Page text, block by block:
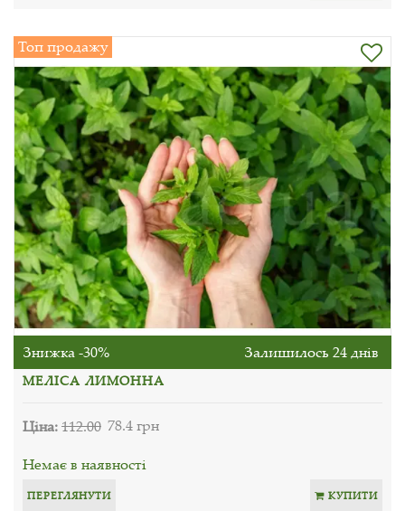
Топ продажу
Знижка -30% Залишилось 24 днів
МЕЛІСА ЛИМОННА
Ціна:112.00 78.4 грн
Немає в наявності
ПЕРЕГЛЯНУТИ КУПИТИ